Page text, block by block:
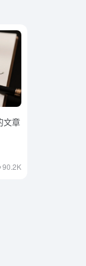
文章
90.2K